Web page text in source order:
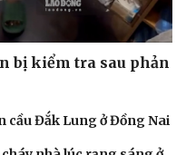
bị kiểm tra sau phản
cầu Đắk Lung ở Đồng Nai